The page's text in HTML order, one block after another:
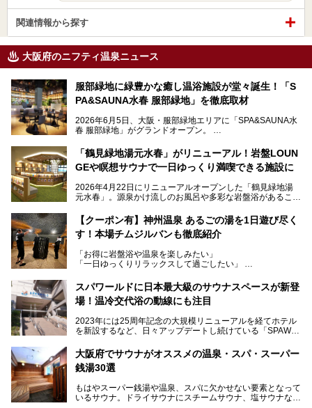
関連情報から探す
大阪府のニフティ温泉ニュース
服部緑地に緑豊かな癒し温浴施設が堂々誕生！「S
PA&SAUNA水春 服部緑地」を徹底取材
2026年6月5日、大阪・服部緑地エリアに「SPA&SAUNA水
春 服部緑地」がグランドオープン。
当初の計画から約5年の時を経て誕生した本施設は、温泉・
サウナ・岩盤浴・フィットネス・ラウンジ・レストランなど
を融合した、これまでの“水春”のイメージをさらに進化させ
今回はオープン前の内覧会に参加し、館内のこだわりポイン
サウナー注目の3種のサウナや160cmの深水風呂、没入感の
高い岩盤浴エリア、日本最大の台数を誇る最新AIフィットネ
スマシンなど、見どころ満載の館内を詳しくご紹介します。
「鶴見緑地湯元水春」がリニューアル！岩盤LOUN
GEや瞑想サウナで一日ゆっくり満喫できる施設に
2026年4月22日にリニューアルオープンした「鶴見緑地湯
元水春」。源泉かけ流しのお風呂や多彩な岩盤浴があること
に“一日中くつろげる場所”としてパワーアップしています。
今回のリニューアルでは、新たに登場した瞑想サウナをはじ
見どころが盛りだくさん。日常の疲れを癒やしたい方はもち
ろん、休日にゆったり過ごしたい方にもぴったりの内容とな
本記事では、そんなリニューアル後の注目ポイントを詳しく
紹介します。これから「鶴見緑地湯元水春」に訪れる方や、
い。
【クーポン有】神州温泉 あるごの湯を1日遊び尽く
す！本場チムジルバンも徹底紹介
「お得に岩盤浴や温泉を楽しみたい」
「一日ゆっくりリラックスして過ごしたい」
利用できる「神州温泉 あるごの湯」です。
あるごの湯は、大阪府豊中市にある日帰り温浴施設で、阪急
チムジルバン（岩盤浴）を中心に、発汗・リラックス・漫画
タイムまで満喫できる長時間滞在型の施設なので、一日中ゆ
る迫力ある熱波パフォーマンスも毎日行われており、“とと
のう”体験をしっかり楽しめるのもポイントです。
ケやボウリングといった遊び場もあり、友人同士やカップル
で“遊び+癒し”の一日を過ごすのにもぴったり。
スパワールドに日本最大級のサウナスペースが新登
場！温冷交代浴の動線にも注目
2023年には25周年記念の大規模リニューアルを経てホテル
を新設するなど、日々アップデートし続けている「SPAWO
そんなスパワールドが2025年11月15日（土）に、新たな浴
室や日本最大級140人収容の大規模サウナを携えてリニュー
アルオープン！浴室である4F・6Fそれぞれにリニューアル
大規模リニューアルの全容を確認すべく、リニューアルプレ
オープンイベントに行ってきました！今回はそのリニューア
大阪府でサウナがオススメの温泉・スパ・スーパー
銭湯30選
もはやスーパー銭湯や温泉、スパに欠かせない要素となって
いるサウナ。ドライサウナにスチームサウナ、塩サウナな